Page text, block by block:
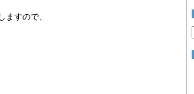
すので、